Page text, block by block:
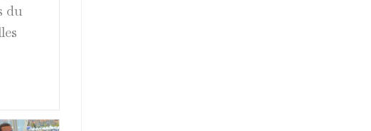
du